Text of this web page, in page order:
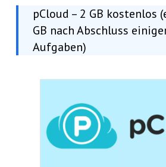
pCloud – 2 GB kostenlos
GB nach Abschluss
Aufgaben)